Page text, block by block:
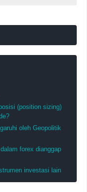
(position sizing)
oleh Geopolitik
forex dianggap
investasi lain